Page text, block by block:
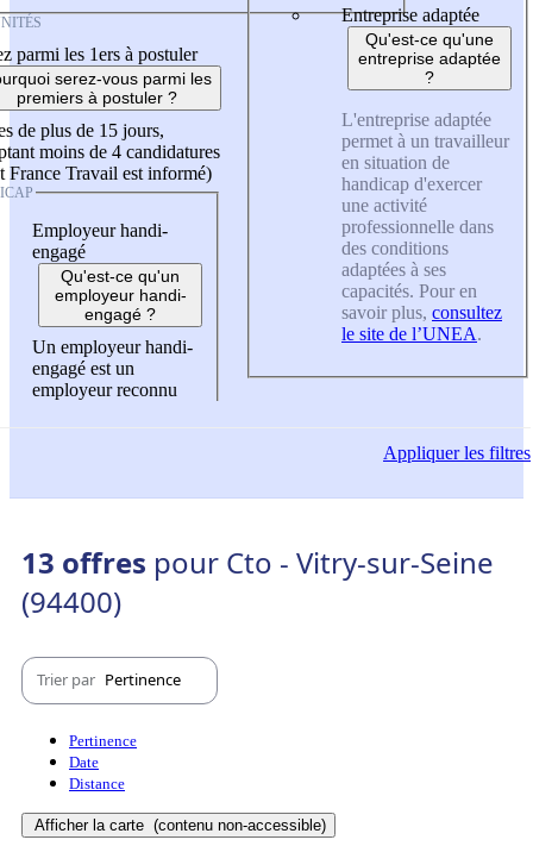
parmi les 1ers à postuler
serez-vous parmi les
premiers à postuler ?
de plus de 15 jours,
moins de 4 candidatures
France Travail est informé)
Employeur handi-
engagé
Qu'est-ce qu'un
employeur handi-
engagé ?
Un employeur handi-
engagé est un
employeur reconnu
Entreprise adaptée
Qu'est-ce qu'une
entreprise adaptée
?
L'entreprise adaptée
permet à un travailleur
en situation de
handicap d'exercer
une activité
professionnelle dans
des conditions
adaptées à ses
capacités. Pour en
savoir plus, consultez
le site de l’UNEA.
Appliquerles filtres
13 offres pour Cto - Vitry-sur-Seine
(94400)
Trier par Pertinence
Pertinence
Date
Distance
Afficher la carte (contenu non-accessible)